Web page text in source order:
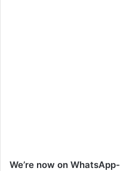
We’re now on WhatsApp-